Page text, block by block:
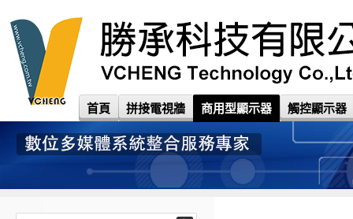
首頁 拼接電視牆 商用型顯示器 觸控顯示器